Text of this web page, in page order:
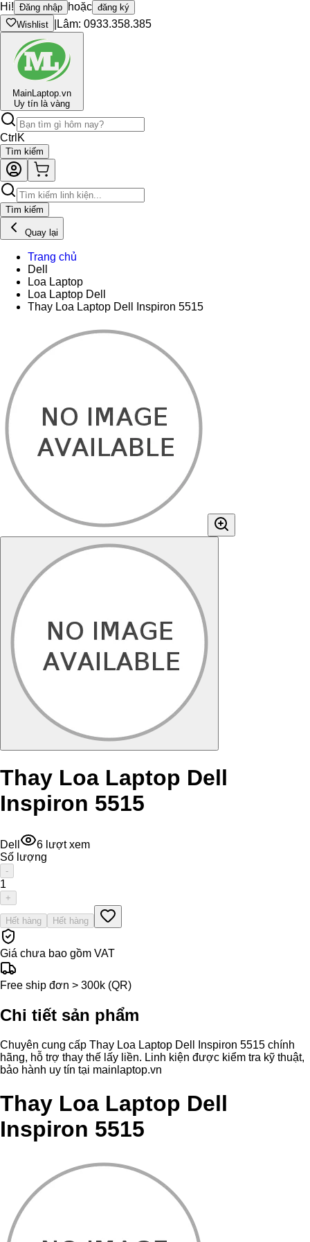
Hi! Đăng nhập hoặc đăng ký
Wishlist
Lâm: 0933.358.385
MainLaptop.vn
Uy tín là vàng
Ctrl K
Tìm kiếm
Tìm kiếm
Quay lại
Trang chủ
Dell
Loa Laptop
Loa Laptop Dell
Thay Loa Laptop Dell Inspiron 5515
Thay Loa Laptop Dell
Inspiron 5515
Dell 6 lượt xem
Số lượng
-
1
+
Hết hàng Hết hàng
Giá chưa bao gồm VAT
Free ship đơn > 300k (QR)
Chi tiết sản phẩm
Chuyên cung cấp Thay Loa Laptop Dell Inspiron 5515 chính
hãng, hỗ trợ thay thế lấy liền. Linh kiện được kiểm tra kỹ thuật,
bảo hành uy tín tại mainlaptop.vn
Thay Loa Laptop Dell
Inspiron 5515